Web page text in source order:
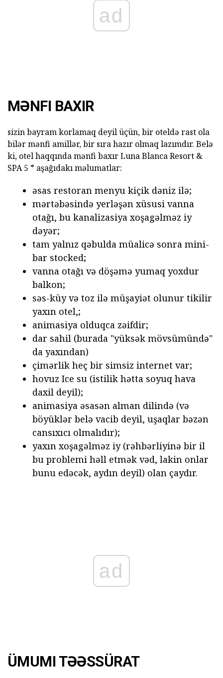
ad
MƏNFI BAXIR
sizin bayram korlamaq deyil üçün, bir oteldə rast ola
bilər mənfi amillər, bir sıra hazır olmaq lazımdır. Belə
ki, otel haqqında mənfi baxır Luna Blanca Resort &
SPA 5 * aşağıdakı məlumatlar:
əsas restoran menyu kiçik dəniz ilə;
mərtəbəsində yerləşən xüsusi vanna
otağı, bu kanalizasiya xoşagəlməz iy
dəyər;
tam yalnız qəbulda müalicə sonra mini-
bar stocked;
vanna otağı və döşəmə yumaq yoxdur
balkon;
səs-küy və toz ilə müşayiət olunur tikilir
yaxın otel,;
animasiya olduqca zəifdir;
dar sahil (burada "yüksək mövsümündə"
da yaxından)
çimərlik heç bir simsiz internet var;
hovuz Ice su (istilik hətta soyuq hava
daxil deyil);
animasiya əsasən alman dilində (və
böyüklər belə vacib deyil, uşaqlar bəzən
cansıxıcı olmalıdır);
yaxın xoşagəlməz iy (rəhbərliyinə bir il
bu problemi həll etmək vəd, lakin onlar
bunu edəcək, aydın deyil) olan çaydır.
ad
ÜMUMI TƏƏSSÜRAT